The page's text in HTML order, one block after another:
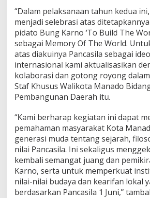
“Dalam pelaksanaan tahun kedua
menjadi selebrasi atas
pidato Bung Karno ‘To Build The
sebagai Memory Of The World.
atas diakuinya Pancasila sebagai
internasional kami aktualisasikan
kolaborasi dan gotong royong dalam
Staf Khusus Walikota Manado
Pembangunan Daerah itu.
“Kami berharap kegiatan ini dapat
pemahaman masyarakat Kota
generasi muda tentang sejarah,
nilai Pancasila. Ini sekaligus
kembali semangat juang dan
Karno, serta untuk memperkuat
nilai-nilai budaya dan kearifan lokal
berdasarkan Pancasila 1 Juni,”